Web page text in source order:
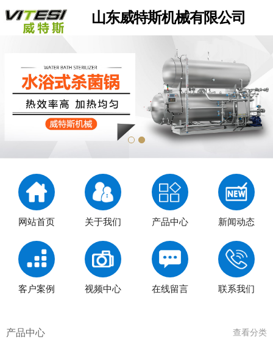
山东威特斯机械有限公司
网站首页 关于我们 产品中心 新闻动态
客户案例 视频中心 在线留言 联系我们
产品中心 查看分类